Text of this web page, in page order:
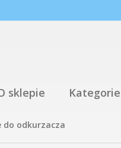
sklepie Kategorie
do odkurzacza